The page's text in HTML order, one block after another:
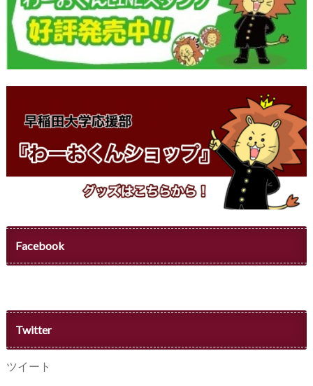
Facebook
Twitter
ツイート